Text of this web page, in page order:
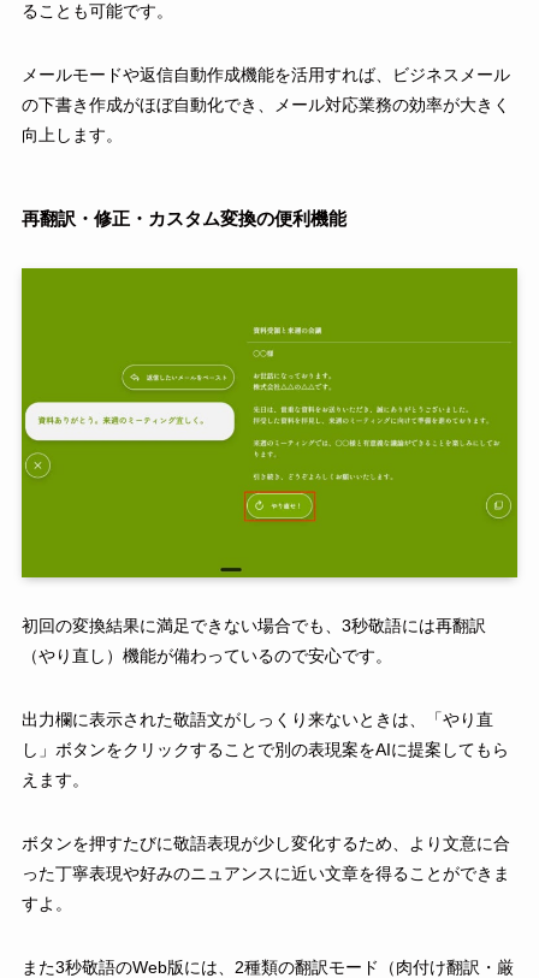
ることも可能です。
メールモードや返信自動作成機能を活用すれば、ビジネスメール
の下書き作成がほぼ自動化でき、メール対応業務の効率が大きく
向上します。
再翻訳・修正・カスタム変換の便利機能
初回の変換結果に満足できない場合でも、3秒敬語には再翻訳
（やり直し）機能が備わっているので安心です。
出力欄に表示された敬語文がしっくり来ないときは、「やり直
し」ボタンをクリックすることで別の表現案をAIに提案してもら
えます。
ボタンを押すたびに敬語表現が少し変化するため、より文意に合
った丁寧表現や好みのニュアンスに近い文章を得ることができま
すよ。
また3秒敬語のWeb版には、2種類の翻訳モード（肉付け翻訳・厳